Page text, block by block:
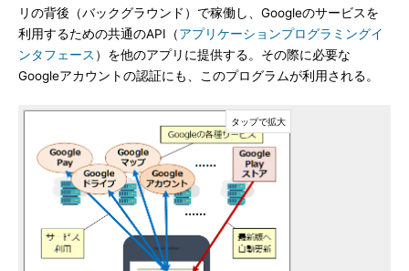
リの背後（バックグラウンド）で稼働し、Googleのサービスを
利用するための共通のAPI（アプリケーションプログラミングイ
ンタフェース ）を他のアプリに提供する。その際に必要な
Googleアカウントの認証にも、このプログラムが利用される。